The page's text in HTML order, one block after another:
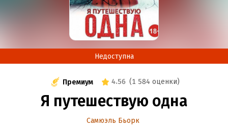
Недоступна
Премиум 4.56 (1 584 оценки)
Я путешествую одна
Самюэль Бьорк